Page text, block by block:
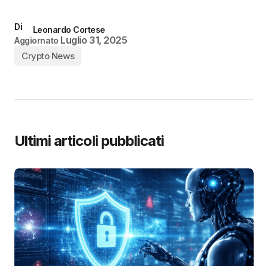
Di
Leonardo Cortese
Aggiornato Luglio 31, 2025
Crypto News
Ultimi articoli pubblicati